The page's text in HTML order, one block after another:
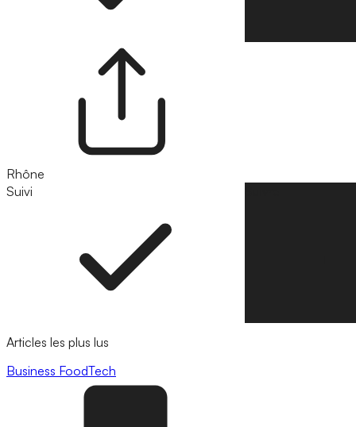
Rhône
Suivi
Articles les plus lus
Business FoodTech